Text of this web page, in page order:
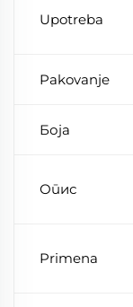
Upotreba
Pakovanje
Боја
Опис
Primena